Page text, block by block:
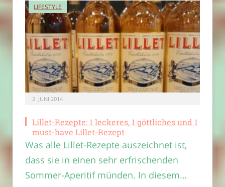
LIFESTYLE
2. JUNI 2014
Lillet-Rezepte: 1 leckeres, 1 göttliches und 1
must-have Lillet-Rezept
Was alle Lillet-Rezepte auszeichnet ist,
dass sie in einen sehr erfrischenden
Sommer-Aperitif münden. In diesem…